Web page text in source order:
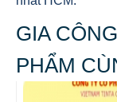
GIA
PHẨM